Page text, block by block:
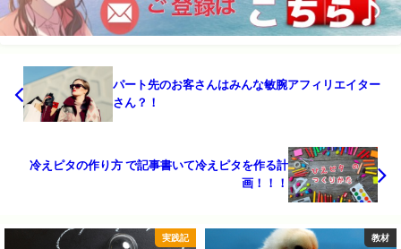
パート先のお客さんはみんな敏腕アフィリエイター
さん？！
冷えピタの作り方 で記事書いて冷えピタを作る計
画！！！
実践記 教材